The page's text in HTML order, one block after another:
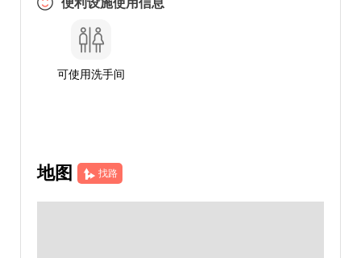
便利设施使用信息
可使用洗手间
地图 找路